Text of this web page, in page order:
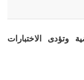
وتؤدى الاختبارات